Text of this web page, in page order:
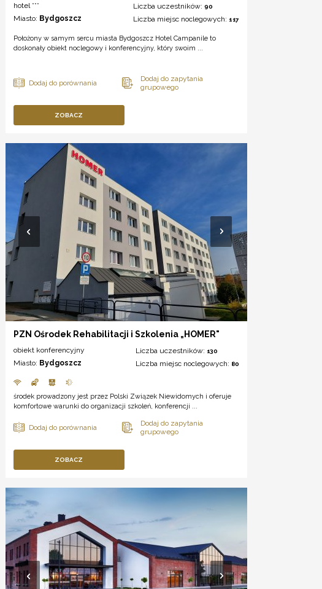
hotel ***
Miasto: Bydgoszcz
Liczba uczestników: 90
Liczba miejsc noclegowych: 117
Położony w samym sercu miasta Bydgoszcz Hotel Campanile to
doskonały obiekt noclegowy i konferencyjny, który swoim ...
ZOBACZ
PZN Ośrodek Rehabilitacji i Szkolenia „HOMER"
obiekt konferencyjny
Miasto: Bydgoszcz
Liczba uczestników: 130
Liczba miejsc noclegowych: 80
środek prowadzony jest przez Polski Związek Niewidomych i oferuje
komfortowe warunki do organizacji szkoleń, konferencji ...
ZOBACZ